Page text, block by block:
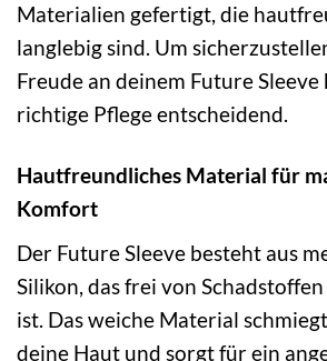
Materialien gefertigt, die
langlebig sind. Um
Freude an deinem Future Sleeve
richtige Pflege entscheidend.
Hautfreundliches Material für
Komfort
Der Future Sleeve besteht aus
Silikon, das frei von
ist. Das weiche Material
deine Haut und sorgt für ein